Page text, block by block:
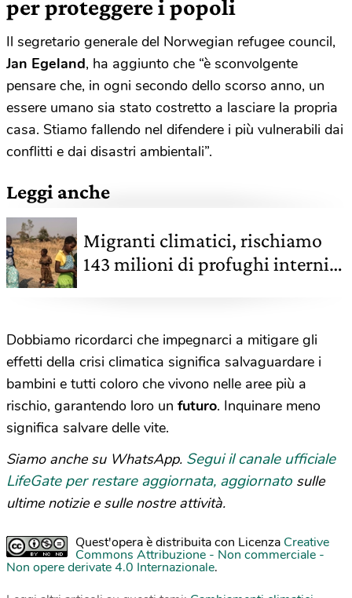
per proteggere i popoli
Il segretario generale del Norwegian refugee council,
Jan Egeland, ha aggiunto che “è sconvolgente
pensare che, in ogni secondo dello scorso anno, un
essere umano sia stato costretto a lasciare la propria
casa. Stiamo fallendo nel difendere i più vulnerabili dai
conflitti e dai disastri ambientali”.
Leggi anche
Migranti climatici, rischiamo
143 milioni di profughi interni
Dobbiamo ricordarci che impegnarci a mitigare gli
effetti della crisi climatica significa salvaguardare i
bambini e tutti coloro che vivono nelle aree più a
rischio, garantendo loro un futuro. Inquinare meno
significa salvare delle vite.
Siamo anche su WhatsApp. Segui il canale ufficiale
LifeGate per restare aggiornata, aggiornato sulle
ultime notizie e sulle nostre attività.
Quest'opera è distribuita con Licenza Creative
Commons Attribuzione - Non commerciale -
Non opere derivate 4.0 Internazionale.